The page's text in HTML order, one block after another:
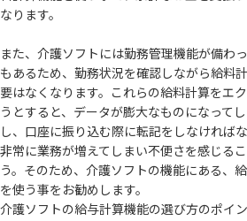
なります。
また、介護ソフトには勤務管理機能が備わ
もあるため、勤務状況を確認しながら給料
要はなくなります。これらの給料計算をエ
うとすると、データが膨大なものになって
し、口座に振り込む際に転記をしなければな
非常に業務が増えてしまい不便さを感じる
う。そのため、介護ソフトの機能にある、
を使う事をお勧めします。
介護ソフトの給与計算機能の選び方のポイ